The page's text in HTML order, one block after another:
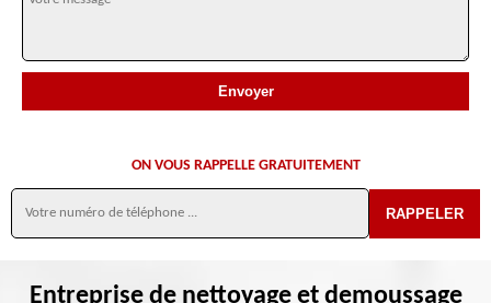
ON VOUS RAPPELLE GRATUITEMENT
Entreprise de nettoyage et demoussage